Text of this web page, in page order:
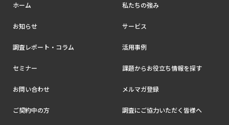
ホーム 私たちの強み
お知らせ サービス
調査レポート・コラム 活用事例
セミナー 課題からお役立ち情報を探す
お問い合わせ メルマガ登録
ご契約中の方 調査にご協力いただく皆様へ